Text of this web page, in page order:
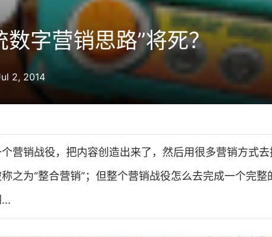
数字营销思路”将死？
2, 2014
营销战役，把内容创造出来了，然后用很多营销方式去
之为“整合营销”；但整个营销战役怎么去完成一个完整